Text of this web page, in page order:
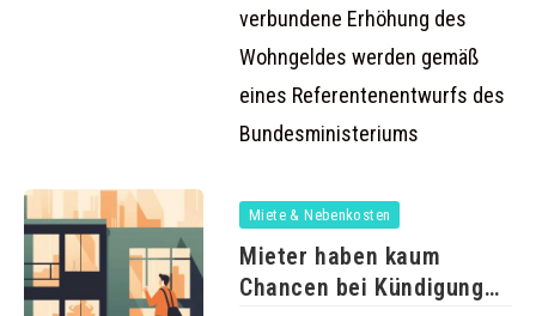
verbundene Erhöhung des
Wohngeldes werden gemäß
eines Referentenentwurfs des
Bundesministeriums
Miete & Nebenkosten
Mieter haben kaum
Chancen bei Kündigung